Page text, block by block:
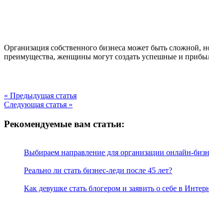
Организация собственного бизнеса может быть сложной,
преимущества, женщины могут создать успешные и
« Предыдущая статья
Следующая статья »
Рекомендуемые вам статьи:
Выбираем направление для организации онлайн-
Реально ли стать бизнес-леди после 45 лет?
Как девушке стать блогером и заявить о себе в